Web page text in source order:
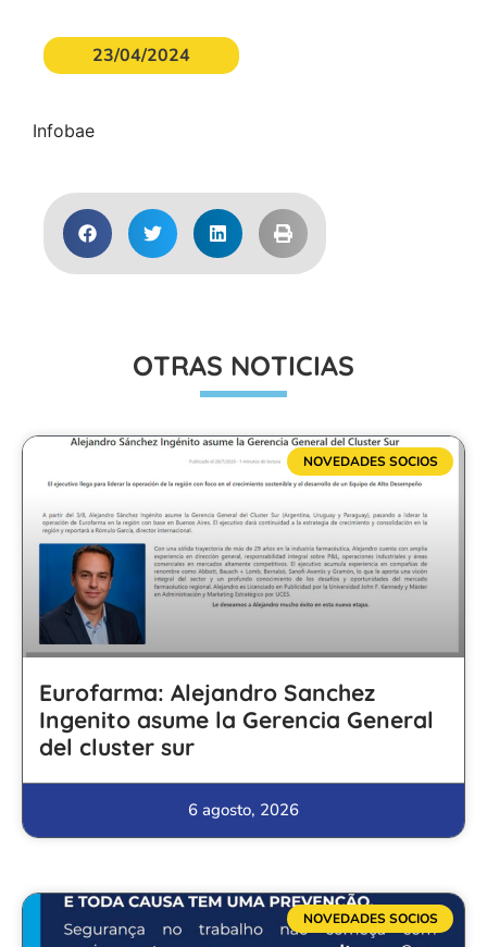
23/04/2024
Infobae
OTRAS NOTICIAS
NOVEDADES SOCIOS
Eurofarma: Alejandro Sanchez
Ingenito asume la Gerencia General
del cluster sur
6 agosto, 2026
NOVEDADES SOCIOS